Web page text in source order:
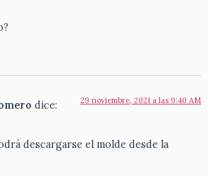
dice: 29 noviembre, 2021 a las 9:40 AM
descargarse el molde desde la